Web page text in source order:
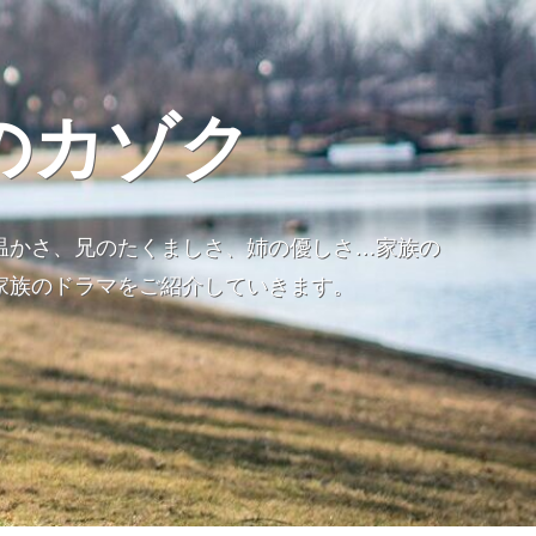
カゾク
かさ、兄のたくましさ、姉の優しさ…家族の
のドラマをご紹介していきます。